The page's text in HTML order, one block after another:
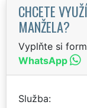
CHCETE
MANŽELA?
Vyplňte si
WhatsApp
Služba